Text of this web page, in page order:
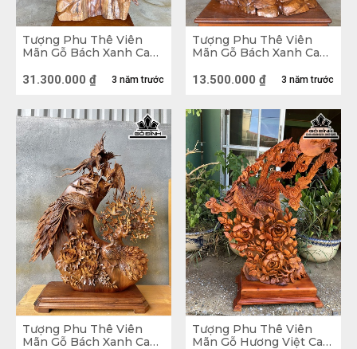
Tượng gỗ Phu Thê Viên Mãn Gỗ Hương
Con chim Công
Tượng Phu Thê Viên
Mãn Gỗ Bách Xanh Cao
(cm)
3 năm trước
31.300.000 ₫
Tượng Phu Thê Viên
Mãn Gỗ Bách Xanh Cao
3 năm trước
13.500.000 ₫
Tượng Phu Thê Viên
Mãn Gỗ Bách Xanh Cao
Tượng Phu Thê Viên
Mãn Gỗ Hương Việt Cao